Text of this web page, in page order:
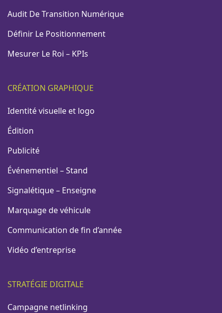
Audit De Transition Numérique
Définir Le Positionnement
Mesurer Le Roi – KPIs
CRÉATION GRAPHIQUE
Identité visuelle et logo
Édition
Publicité
Événementiel – Stand
Signalétique – Enseigne
Marquage de véhicule
Communication de fin d’année
Vidéo d’entreprise
STRATÉGIE DIGITALE
Campagne netlinking